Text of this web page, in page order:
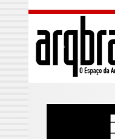
Skip to main content